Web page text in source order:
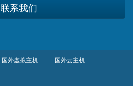
联系我们
国外虚拟主机 国外云主机